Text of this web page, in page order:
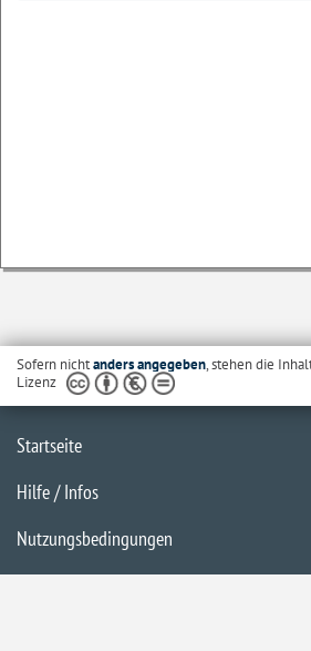
Sofern nichtanders angegeben, stehen die
Lizenz
Startseite
Hilfe / Infos
Nutzungsbedingungen